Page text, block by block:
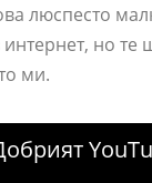
люспесто
но те
ми.